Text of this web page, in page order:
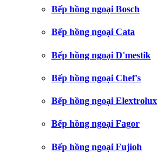
Bếp hồng ngoại Bosch
Bếp hồng ngoại Cata
Bếp hồng ngoại D'mestik
Bếp hồng ngoại Chef's
Bếp hồng ngoại Elextrolux
Bếp hồng ngoại Fagor
Bếp hồng ngoại Fujioh